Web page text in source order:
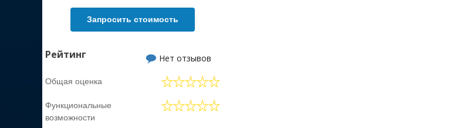
Запросить стоимость
Рейтинг Нет отзывов
Общая оценка
Функциональные
возможности